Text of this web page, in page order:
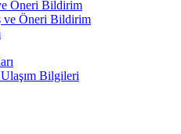
Öneri Bildirim
ve Öneri Bildirim
Bilgileri